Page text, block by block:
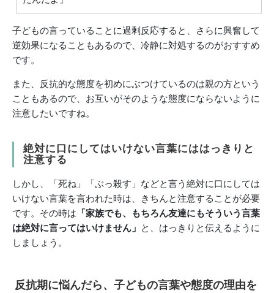
子どもの言っていることに過剰反応すると、さらに興奮して
逆効果になることもあるので、冷静に対処するのがおすすめ
です。
また、反抗的な態度を初めにぶつけているのは親の方という
こともあるので、お互いがそのような態度にならないように
注意したいですね。
絶対に口にしてはいけない言葉にははっきりと
注意する
しかし、「死ね」「ぶっ殺す」などと言う絶対に口にしては
いけない言葉を言われた時は、きちんと注意することが必要
です。その時は 「家族でも、もちろん友達にもそういう言葉
は絶対に言ってはいけません」 と、はっきりと伝えるように
しましょう。
反抗期に悩んだら、子どもの言葉や態度の理由を